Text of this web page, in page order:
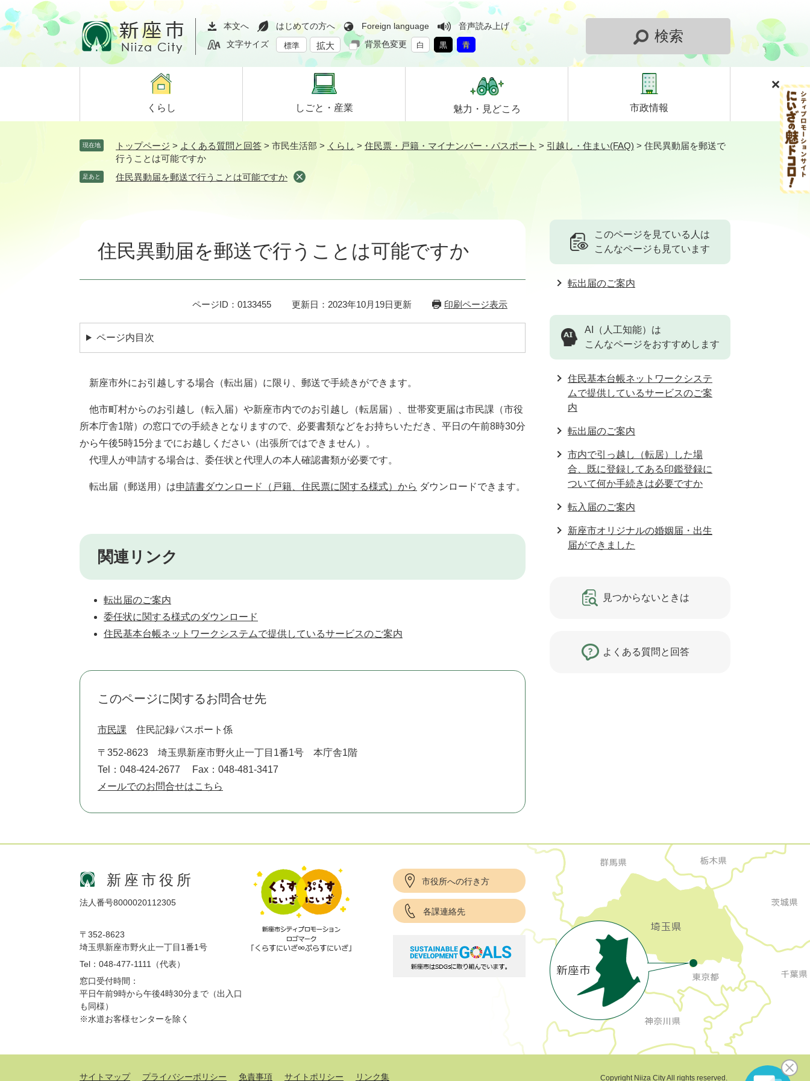
ペ
ー
ジ
メ
ニ
ュ
て
本文へ はじめての方へ Foreign language
音声読み上げ
文字サイズ
標準 拡大 背景色変更 白 黒 青
検索
くらし しごと・ 産業 魅力・ 見どころ 市政情報
現在地 トップページ > よくある質問と回答 > 市民生活部 > くらし > 住民票・戸籍・マイナンバー・パスポート > 引越し・住まい(FAQ) > 住民異動届を郵送で
行うことは可能ですか
足あと 住民異動届を郵送で行うことは可能ですか
住民異動届を郵送で行うことは可能ですか
ページID：0133455 更新日：2023年10月19日更新 印刷ページ表示
ページ内目次
新座市外にお引越しする場合（転出届）に限り、郵送で手続きができます。
他市町村からのお引越し（転入届）や新座市内でのお引越し（転居届）、世帯変更届は市民課（市役
所本庁舎1階）の窓口での手続きとなりますので、必要書類などをお持ちいただき、平日の午前8時30分
から午後5時15分までにお越しください（出張所ではできません）。
代理人が申請する場合は、委任状と代理人の本人確認書類が必要です。
転出届（郵送用）は申請書ダウンロード（戸籍、住民票に関する様式）から ダウンロードできます。
関連リンク
転出届のご案内
委任状に関する様式のダウンロード
住民基本台帳ネットワークシステムで提供しているサービスのご案内
このページに関するお問合せ先
市民課 住民記録パスポート係
〒352-8623
埼玉県新座市野火止一丁目1番1号 本庁舎1階
Tel：048-424-2677
Fax：048-481-3417
メールでのお問合せはこちら
このページを見ている人は
こんなページも見ています
転出届のご案内
AI（人工知能）は
こんなページをおすすめします
住民基本台帳ネットワークシステ
ムで提供しているサービスのご案
内
転出届のご案内
市内で引っ越し（転居）した場
合、既に登録してある印鑑登録に
ついて何か手続きは必要ですか
転入届のご案内
新座市オリジナルの婚姻届・出生
届ができました
見つからないときは
よくある質問と回答
新座市役所
法人番号8000020112305
〒352-8623
埼玉県新座市野火止一丁目1番1号
Tel：048-477-1111（代表）
窓口受付時間：
平日午前9時から午後4時30分まで（出入口
も同様）
※水道お客様センターを除く
市役所への行き方
各課連絡先
サイトマップ プライバシーポリシー 免責事項 サイトポリシー リンク集 Copyright Niiza City All rights reserved.